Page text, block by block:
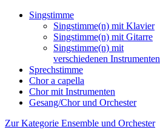
Singstimme
Singstimme(n) mit Klavier
Singstimme(n) mit Gitarre
Singstimme(n) mit
verschiedenen Instrumenten
Sprechstimme
Chor a capella
Chor mit Instrumenten
Gesang/Chor und Orchester
Zur Kategorie Ensemble und Orchester